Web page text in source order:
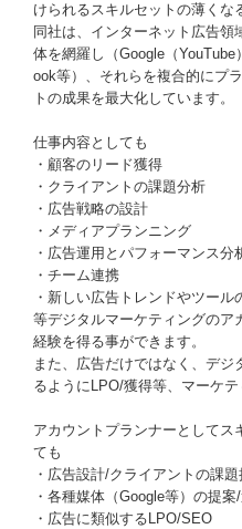
けられるスキルセットの薄くな
同社は、インターネット広告
体を網羅し（Google（
ook等）、それらを複合的にプ
トの成果を最大化しています。
仕事内容としても
・顧客のリード獲得
・クライアントの課題分析
・広告戦略の設計
・メディアプランニング
・広告運用とパフォーマンス分
・チーム連携
・新しい広告トレンドやツール
等デジタルマーケティングのア
経験を得る事ができます。
また、広告だけではなく、デジ
るようにLPO/獲得等、マーケテ
アカウントプランナーとしてス
ても
・広告設計/クライアントの課題
・各種媒体（Google等）の提案
・広告に類似するLPO/SEO